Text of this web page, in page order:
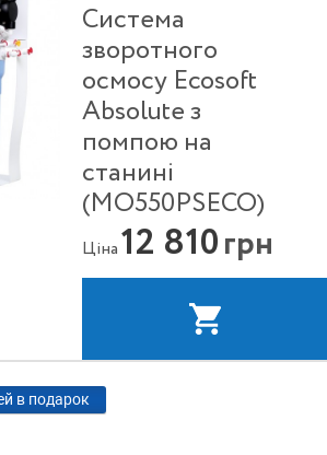
Система
зворотного
осмосу Ecosoft
Absolute з
помпою на
станині
(MO550PSECO)
Ціна12 810грн
в подарок